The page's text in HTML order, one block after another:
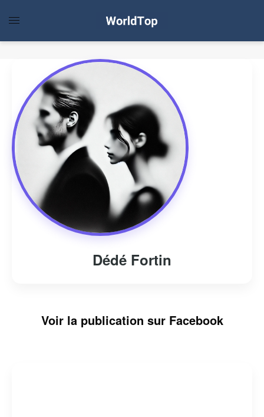
Dédé Fortin
Voir la publication sur Facebook